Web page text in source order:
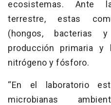
ecosistemas. Ante
terrestre, estas
(hongos, bacterias
producción primaria
nitrógeno y fósforo.
“En el laboratorio
microbianas